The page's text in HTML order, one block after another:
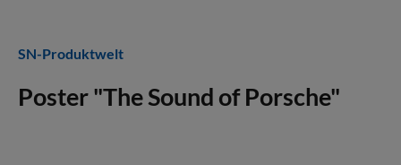
SN-Produktwelt
Poster "The Sound of Porsche"